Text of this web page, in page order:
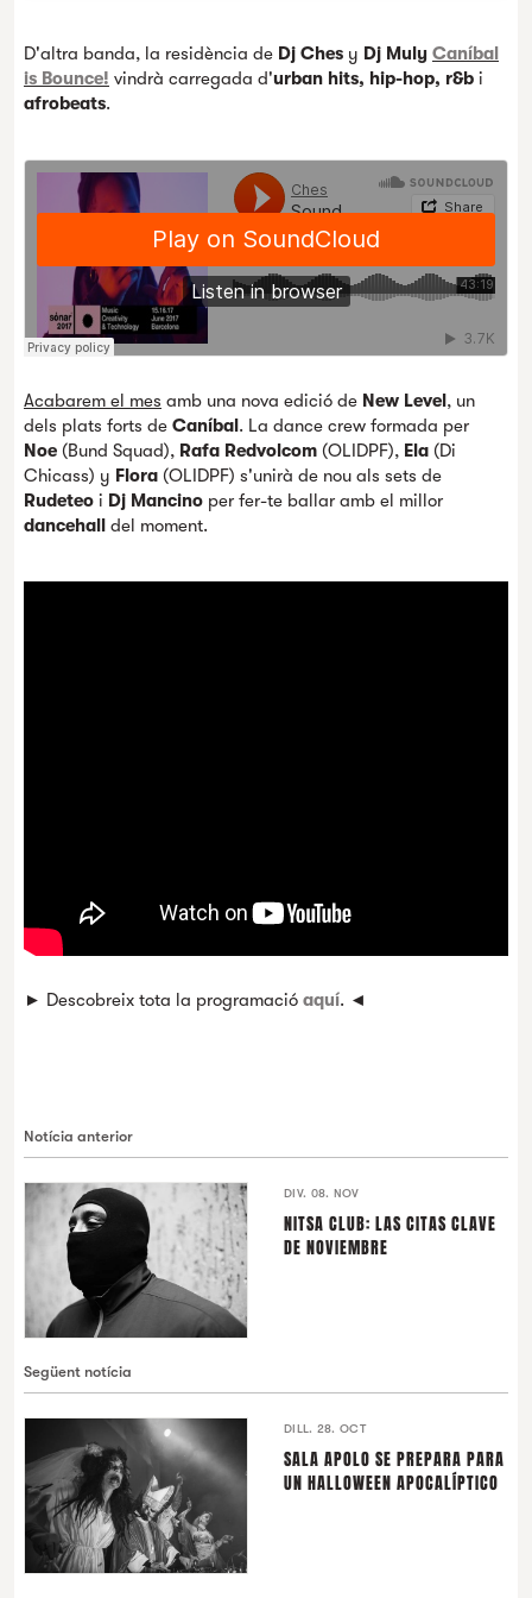
D'altra banda, la residència de Dj Ches y Dj Muly Caníbal
is Bounce! vindrà carregada d'urban hits, hip-hop, r&b i
afrobeats.
Acabarem el mes amb una nova edició de New Level, un
dels plats forts de Caníbal. La dance crew formada per
Noe (Bund Squad), Rafa Redvolcom (OLIDPF), Ela (Di
Chicass) y Flora (OLIDPF) s'unirà de nou als sets de
Rudeteo i Dj Mancino per fer-te ballar amb el millor
dancehall del moment.
► Descobreix tota la programació aquí. ◄
Notícia anterior
DIV. 08. NOV
NITSA CLUB: LAS CITAS CLAVE
DE NOVIEMBRE
Següent notícia
DILL. 28. OCT
SALA APOLO SE PREPARA PARA
UN HALLOWEEN APOCALÍPTICO